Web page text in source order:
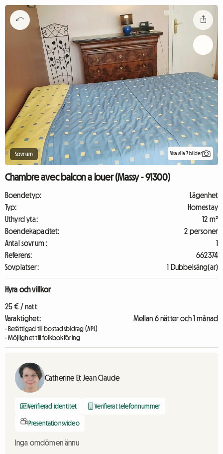
Sovrum Visa alla 7 bilder
Chambre avec balcon a louer (Massy - 91300)
Boendetyp:
Lägenhet
Typ:
Homestay
Uthyrd yta:
12 m²
Boendekapacitet:
2 personer
Antal sovrum :
1
Referens:
662374
Sovplatser:
1 Dubbelsäng(ar)
Hyra och villkor
25 € / natt
Varaktighet:
Mellan 6 nätter och 1 månad
- Berättigad till bostadsbidrag (APL)
- Möjlighet till folkbokföring
Catherine Et Jean Claude
Verifierad identitet Verifierat telefonnummer
Presentationsvideo
Inga omdömen ännu